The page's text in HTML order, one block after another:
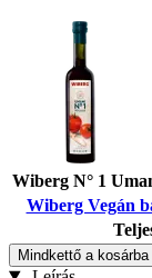
Wiberg N° 1
Wiberg Vegán
Mindkettő a kosárba